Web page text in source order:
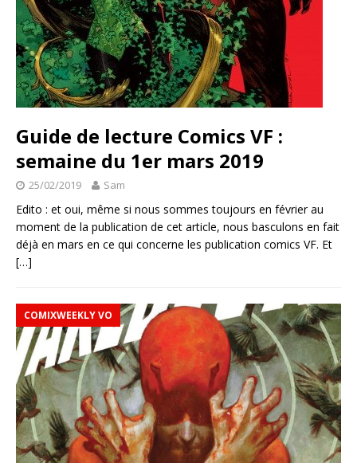
Guide de lecture Comics VF :
semaine du 1er mars 2019
25/02/2019 Sam
Edito : et oui, même si nous sommes toujours en février au
moment de la publication de cet article, nous basculons en fait
déjà en mars en ce qui concerne les publication comics VF. Et
[…]
COMIXWEEKLY VO